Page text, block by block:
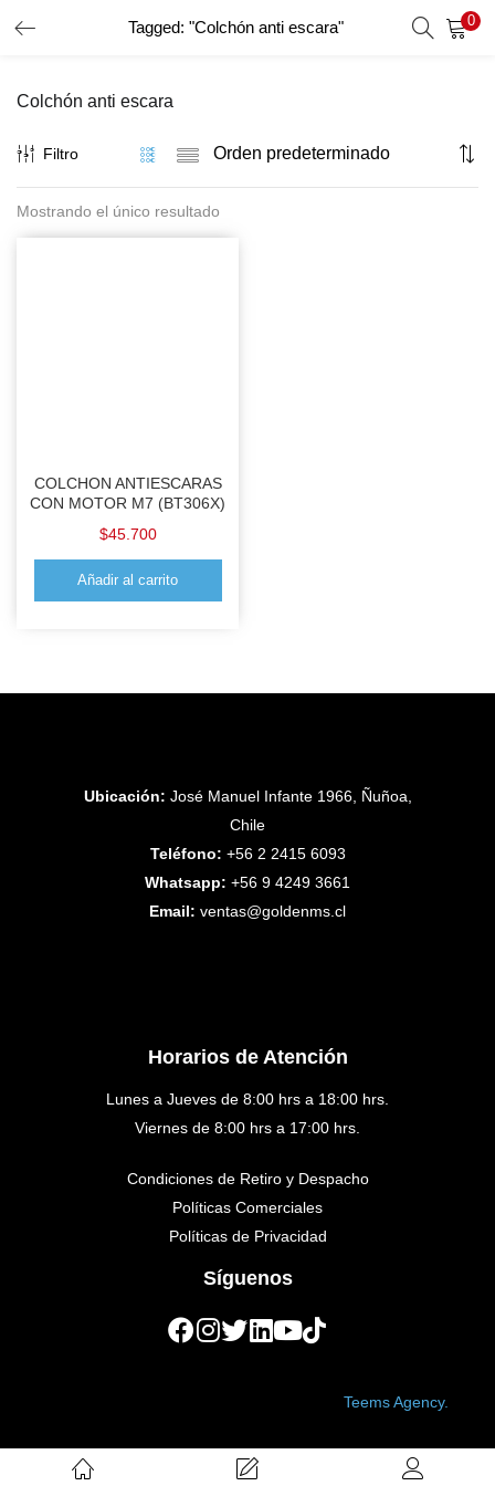
Tagged: "Colchón anti escara" 0
INICIO DE SESIÓN REGISTRO
Introduzca su nombre de usuario y contraseña para iniciar
Recordar Datos
Colchón anti escara
Filtro
Mostrando el único resultado
COLCHON ANTIESCARAS
CON MOTOR M7 (BT306X)
$45.700
Añadir al carrito
Ubicación: José Manuel Infante 1966, Ñuñoa,
Chile
Teléfono: +56 2 2415 6093
Whatsapp: +56 9 4249 3661
Email: ventas@goldenms.cl
Horarios de Atención
Lunes a Jueves de 8:00 hrs a 18:00 hrs.
Viernes de 8:00 hrs a 17:00 hrs.
Condiciones de Retiro y Despacho
Políticas Comerciales
Políticas de Privacidad
Síguenos
Teems Agency.